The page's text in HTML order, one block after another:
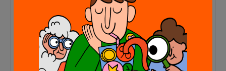
진행될 때 고급 투자자의 시각에서 필요한 섬세한 기
능을 반영하는 역할을 담당하게 됩니다. 또한, 데이
터 분석과 알고리즘 트레이딩의 통합을 통해 투자 전
략의 정교화의 시각화를 이끌어내고자 합니다.저는
주변인들에게 투자를 이끌며 올바른 투자 방식을 가
르치는 데 집중하고 있고, 투자 경험을 바탕으로 주
변 사람들에게 교육과 조언을 제공하는 중요한 역할
Python100.0